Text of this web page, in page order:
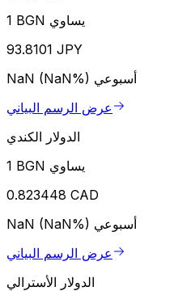
1 BGN يساوي
93.8101 JPY
NaN (NaN%) أسبوعي
عرض الرسم البياني
الدولار الكندي
1 BGN يساوي
0.823448 CAD
NaN (NaN%) أسبوعي
عرض الرسم البياني
الدولار الأسترالي